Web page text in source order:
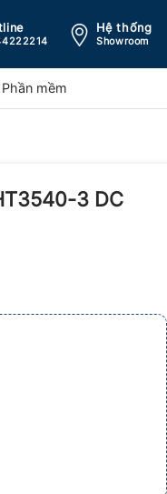
Hệ thống
Showroom
Phần mềm
3 DC